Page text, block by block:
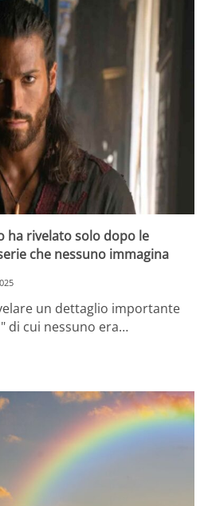
ha rivelato solo dopo le
che nessuno immagina
un dettaglio importante
di cui nessuno era…